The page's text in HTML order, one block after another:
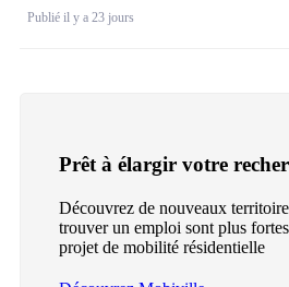
Publié il y a 23 jours
Prêt à élargir votre
Découvrez de nouveaux
trouver un emploi sont plus
projet de mobilité résidentielle